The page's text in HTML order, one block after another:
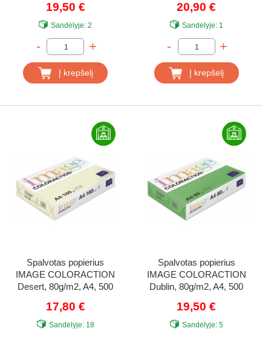
19,50 €
Sandėlyje: 2
- +
Į krepšelį
20,90 €
Sandėlyje:1
- +
Į krepšelį
Spalvotas popierius
IMAGE COLORACTION
Desert, 80g/m2, A4, 500
17,80 €
Sandėlyje:18
Spalvotas popierius
IMAGE COLORACTION
Dublin, 80g/m2, A4, 500
Green)
19,50 €
Sandėlyje:5